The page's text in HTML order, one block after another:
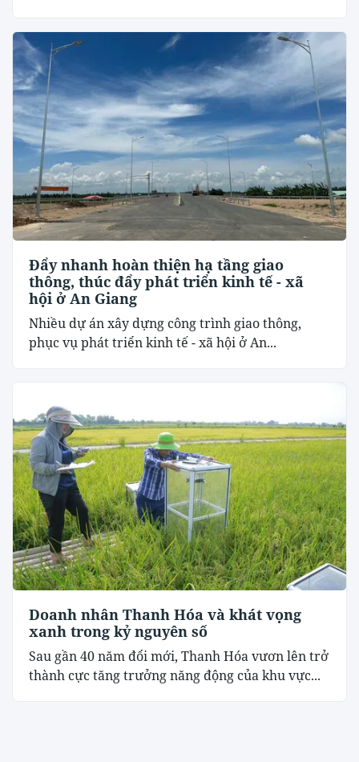
Đẩy nhanh hoàn thiện hạ tầng giao
thông, thúc đẩy phát triển kinh tế - xã
hội ở An Giang
Nhiều dự án xây dựng công trình giao thông,
phục vụ phát triển kinh tế - xã hội ở An...
Doanh nhân Thanh Hóa và khát vọng
xanh trong kỷ nguyên số
Sau gần 40 năm đổi mới, Thanh Hóa vươn lên trở
thành cực tăng trưởng năng động của khu vực...